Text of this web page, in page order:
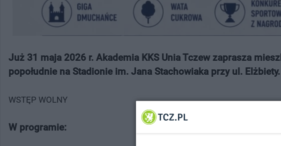
Już 31 maja 2026 r. Akademia KKS Unia Tczew zaprasza
popołudnie na Stadionie im. Jana Stachowiaka przy ul. Elżbiety.
WSTĘP WOLNY
W programie: